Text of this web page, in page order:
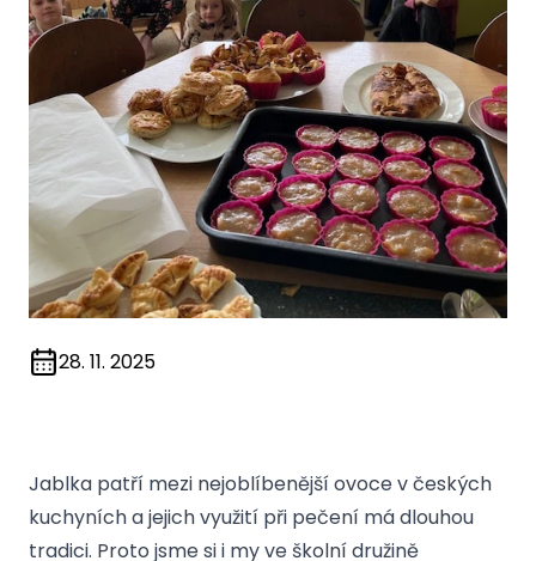
28. 11. 2025
Jablka patří mezi nejoblíbenější ovoce v českých
kuchyních a jejich využití při pečení má dlouhou
tradici. Proto jsme si i my ve školní družině